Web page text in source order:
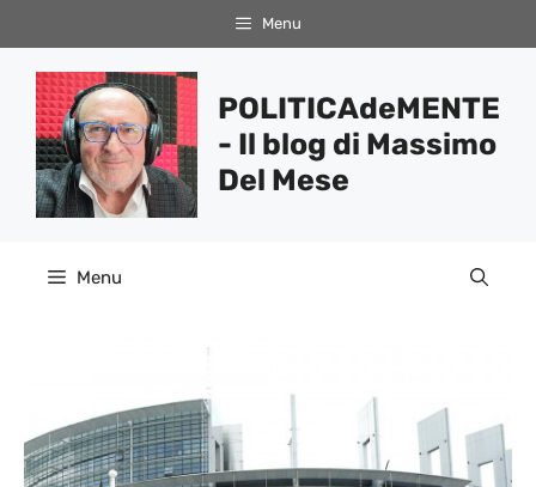
al
contenuto
Menu
POLITICAdeMENTE
- Il blog di Massimo
Del Mese
Menu